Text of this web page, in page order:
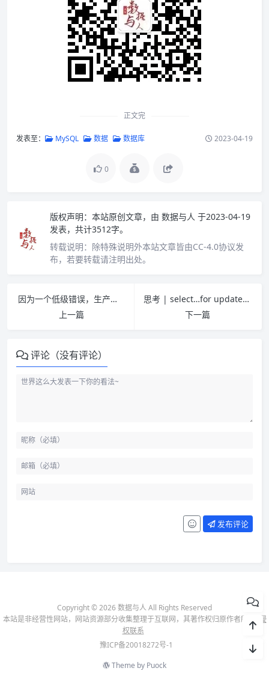
正文完
发表至： MySQL 数据 数据库 2023-04-19
0
版权声明： 本站原创文章，由 数据与人 于2023-04-19
发表，共计3512字。
转载说明： 除特殊说明外本站文章皆由CC-4.0协议发
布，若要转载请注明出处。
因为一个低级错误，生产数据库崩溃了将近半个小时
上一篇
思考 | select…for update会锁表还是锁行？
下一篇
评论（没有评论）
发布评论
Copyright © 2026 数据与人 All Rights Reserved
本站是非经营性网站，网站资源部分收集整理于互联网，其著作权归原作者所有-
侵
权联系
豫ICP备20018272号-1
Theme by Puock